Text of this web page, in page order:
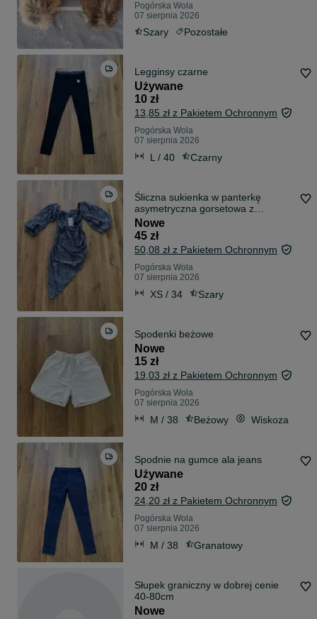
Pogórska Wola
07 sierpnia 2026
Szary Pozostałe
Legginsy czarne
Używane
10 zł
13,85 zł z Pakietem Ochronnym
Pogórska Wola
07 sierpnia 2026
L / 40 Czarny
Śliczna sukienka w panterkę
asymetryczna gorsetowa z
rękawem 3/4
Nowe
45 zł
50,08 zł z Pakietem Ochronnym
Pogórska Wola
07 sierpnia 2026
XS / 34 Szary
Spodenki beżowe
Nowe
15 zł
19,03 zł z Pakietem Ochronnym
Pogórska Wola
07 sierpnia 2026
M / 38 Beżowy Wiskoza
Spodnie na gumce ala jeans
Używane
20 zł
24,20 zł z Pakietem Ochronnym
Pogórska Wola
07 sierpnia 2026
M / 38 Granatowy
Słupek graniczny w dobrej cenie
40-80cm
Nowe